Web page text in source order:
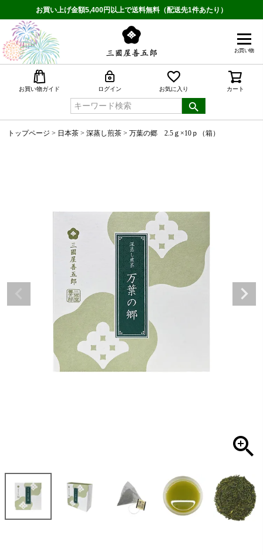
お買い上げ金額5,400円以上で送料無料（配送先1件あたり）
お買い物
お買い物ガイド ログイン お気に入り カート
トップページ 日本茶 深蒸し煎茶 万葉の郷 2.5ｇ×10ｐ（箱）